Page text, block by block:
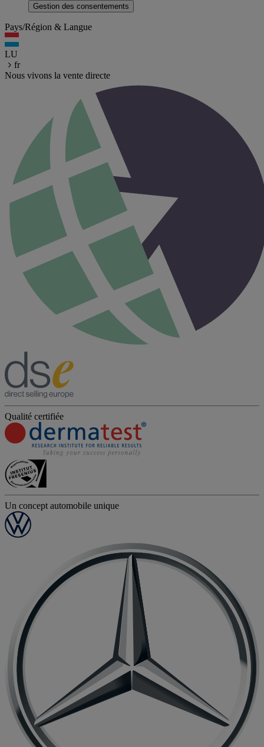
Gestion des consentements
Pays/Région & Langue
LU
fr
Nous vivons la vente directe
Qualité certifiée
Un concept automobile unique